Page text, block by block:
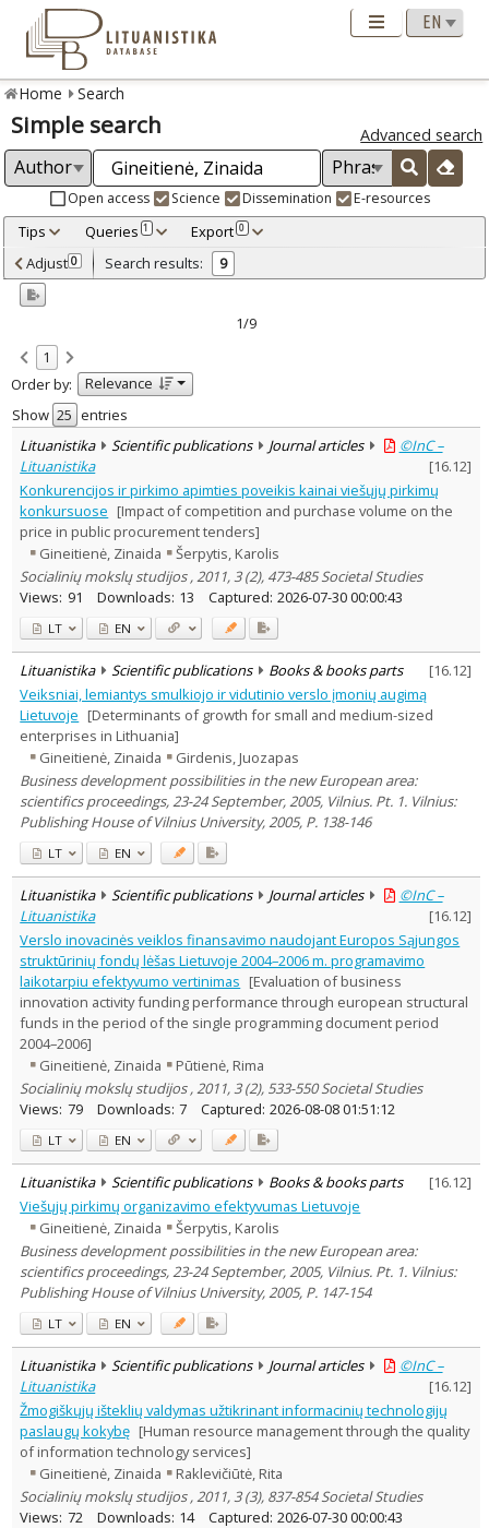
Home Search
Simple search Advanced search
Open access Science Dissemination E-resources
Tips Queries 1 Export 0
Adjusted by criteria 0
Year
Refine
Open access
Scientific publications 9
Document Type:
Books & books parts 3
Journal articles 6
Subject area
Economics 5
Documentation. Iinformation
2
Sociology 1
Management 6
Text language
Country of publication
Historical periods
Subject
Journal
Adjust 0 Search results: 9
1/9
1
Order by:
Relevance
Show
entries
Lituanistika
Scientific publications Journal articles
©InC –
Lituanistika
[16.12]
Konkurencijos ir pirkimo apimties poveikis kainai viešųjų pirkimų
konkursuose [Impact of competition and purchase volume on the
price in public procurement tenders]
Gineitienė, Zinaida
Šerpytis, Karolis
Socialinių mokslų studijos , 2011, 3 (2), 473-485 Societal Studies
Views: 91 Downloads: 13 Captured: 2026-07-30 00:00:43
LT EN
Lituanistika Scientific publications Books & books parts [16.12]
Veiksniai, lemiantys smulkiojo ir vidutinio verslo įmonių augimą
Lietuvoje [Determinants of growth for small and medium-sized
enterprises in Lithuania]
Gineitienė, Zinaida
Girdenis, Juozapas
Business development possibilities in the new European area:
scientifics proceedings, 23-24 September, 2005, Vilnius. Pt. 1. Vilnius:
Publishing House of Vilnius University, 2005, P. 138-146
LT EN
Lituanistika Scientific publications Journal articles
©InC –
Lituanistika
[16.12]
Verslo inovacinės veiklos finansavimo naudojant Europos Sąjungos
struktūrinių fondų lėšas Lietuvoje 2004–2006 m. programavimo
laikotarpiu efektyvumo vertinimas [Evaluation of business
innovation activity funding performance through european structural
funds in the period of the single programming document period
2004–2006]
Gineitienė, Zinaida
Pūtienė, Rima
Socialinių mokslų studijos , 2011, 3 (2), 533-550 Societal Studies
Views: 79 Downloads: 7 Captured: 2026-08-08 01:51:12
LT EN
Lituanistika Scientific publications Books & books parts [16.12]
Viešųjų pirkimų organizavimo efektyvumas Lietuvoje
Gineitienė, Zinaida
Šerpytis, Karolis
Business development possibilities in the new European area:
scientifics proceedings, 23-24 September, 2005, Vilnius. Pt. 1. Vilnius:
Publishing House of Vilnius University, 2005, P. 147-154
LT EN
Lituanistika Scientific publications Journal articles
©InC –
Lituanistika
[16.12]
Žmogiškųjų išteklių valdymas užtikrinant informacinių technologijų
paslaugų kokybę [Human resource management through the quality
of information technology services]
Gineitienė, Zinaida
Raklevičiūtė, Rita
Socialinių mokslų studijos , 2011, 3 (3), 837-854 Societal Studies
Views: 72 Downloads: 14 Captured: 2026-07-30 00:00:43